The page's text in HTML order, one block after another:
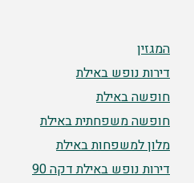
המגזין
דירות נופש באילת
חופשה באילת
חופשה משפחתית באילת
מלון למשפחות באילת
דירות נופש באילת דקה 90